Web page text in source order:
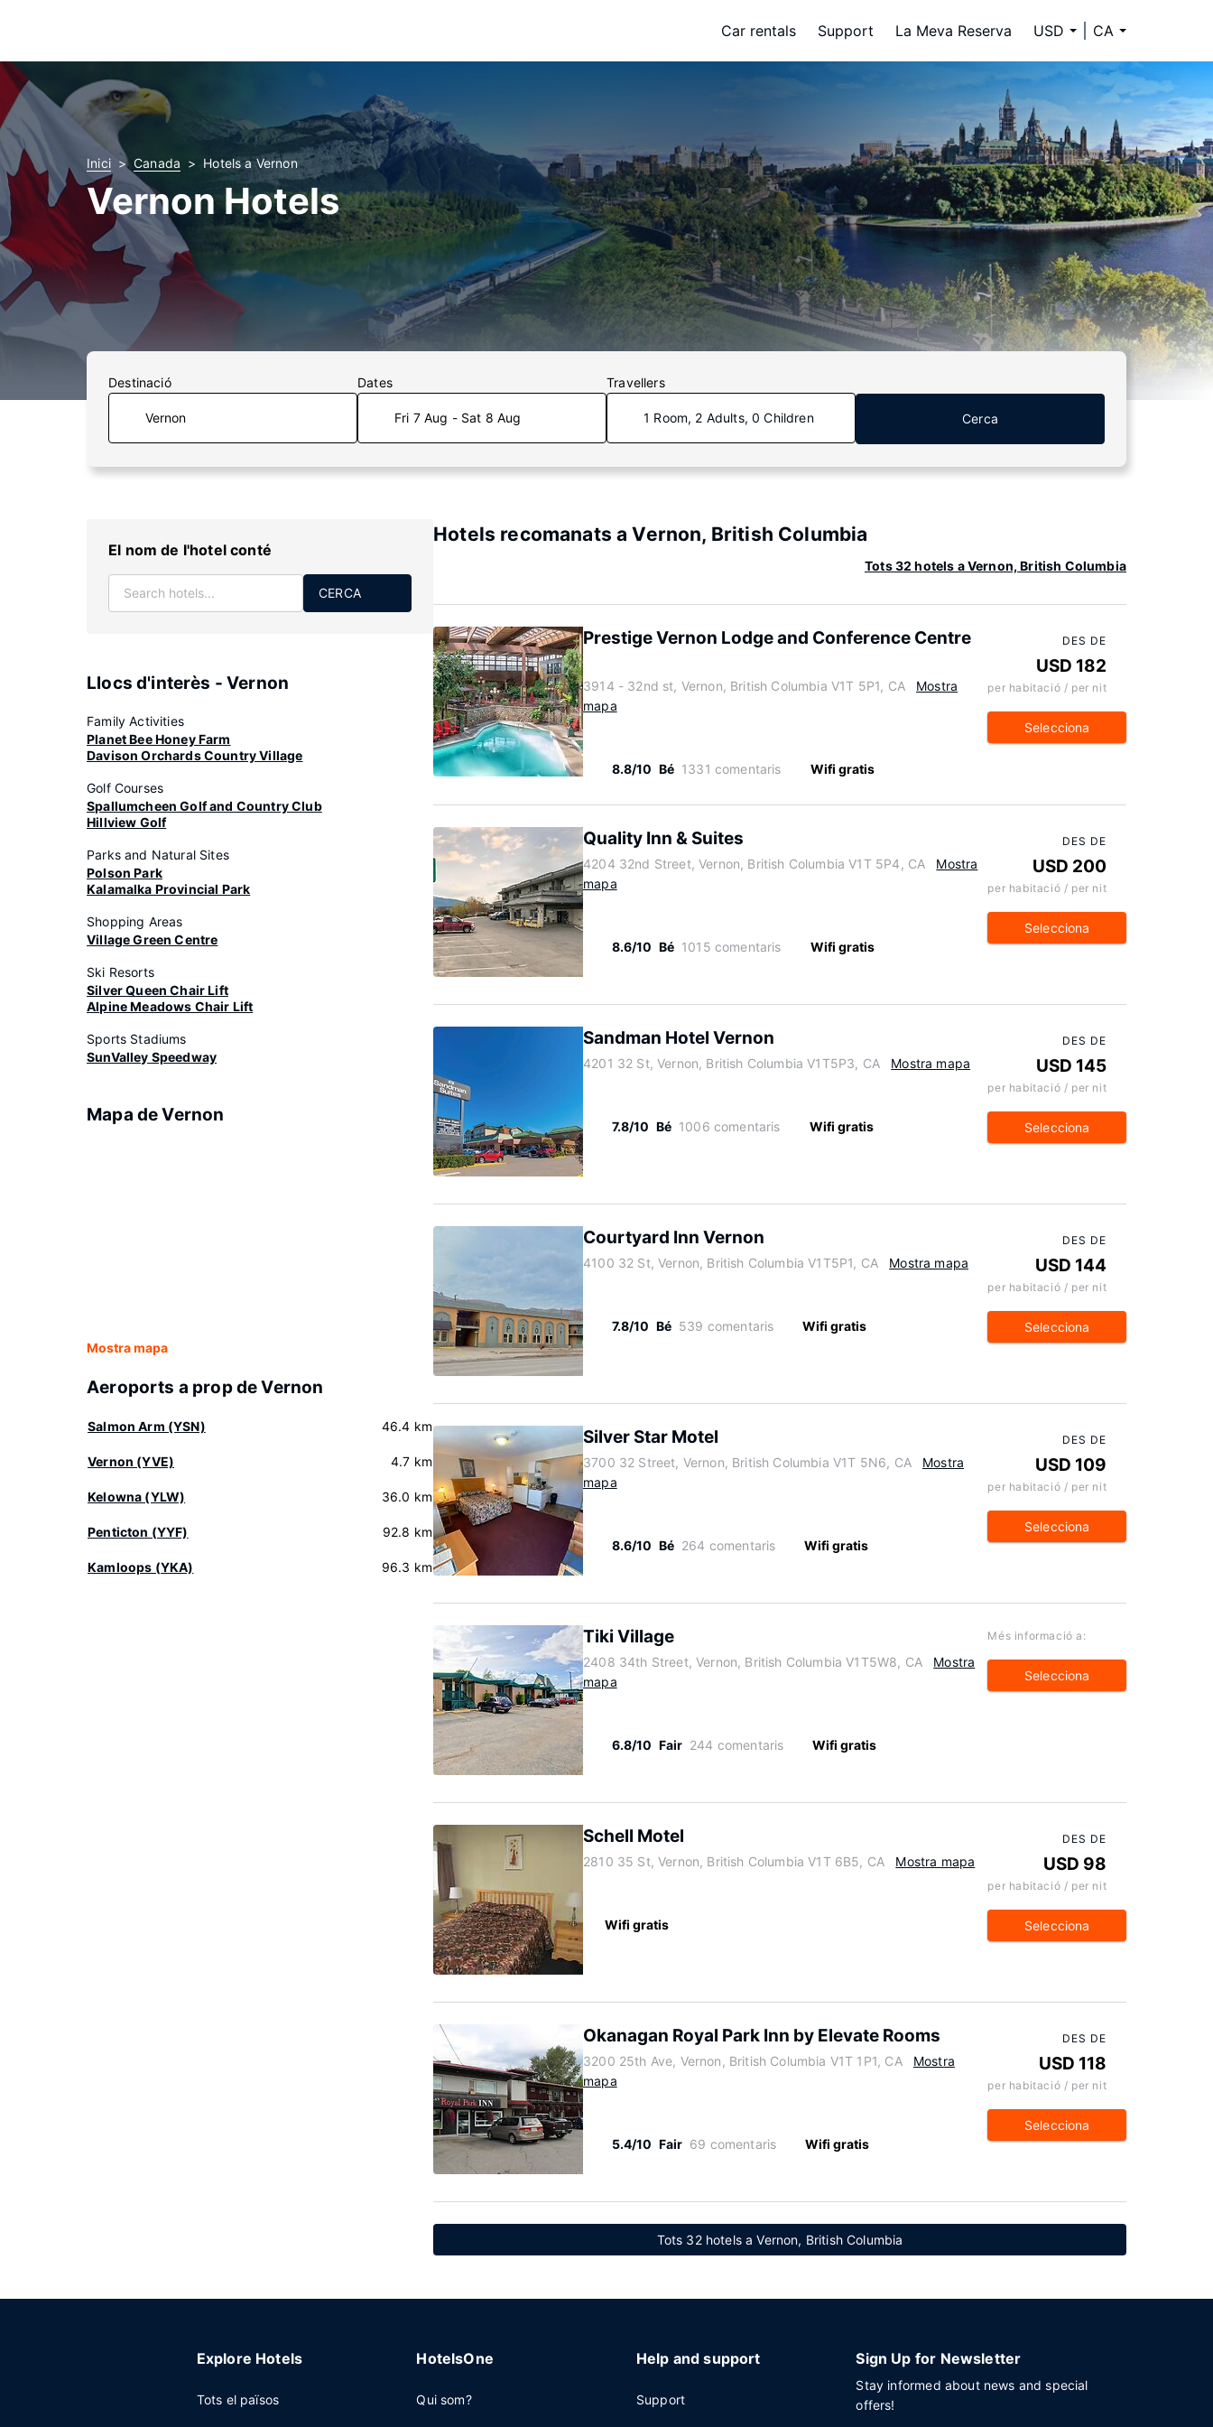
Car rentals Support La Meva Reserva USD CA
Inici Canada Hotels a Vernon
Vernon Hotels
Destinació Dates
Fri 7 Aug - Sat 8 Aug
Travellers
1 Room, 2 Adults, 0 Children Cerca
El nom de l'hotel conté
CERCA
Llocs d'interès - Vernon
Family Activities
Planet Bee Honey Farm
Davison Orchards Country Village
Golf Courses
Spallumcheen Golf and Country Club
Hillview Golf
Parks and Natural Sites
Polson Park
Kalamalka Provincial Park
Shopping Areas
Village Green Centre
Ski Resorts
Silver Queen Chair Lift
Alpine Meadows Chair Lift
Sports Stadiums
SunValley Speedway
Mapa de Vernon
Mostra mapa
Aeroports a prop de Vernon
Salmon Arm (YSN) 46.4 km
Vernon (YVE) 4.7 km
Kelowna (YLW) 36.0 km
Penticton (YYF) 92.8 km
Kamloops (YKA) 96.3 km
Hotels recomanats a Vernon, British Columbia
Tots 32 hotels a Vernon, British Columbia
Prestige Vernon Lodge and Conference Centre
3914 - 32nd st, Vernon, British Columbia V1T 5P1, CA
Mostra
mapa
8.8/10 Bé 1331 comentaris Wifi gratis
DES DE
USD 182
per habitació / per nit
Selecciona
Quality Inn & Suites
4204 32nd Street, Vernon, British Columbia V1T 5P4, CA
Mostra
mapa
8.6/10 Bé 1015 comentaris Wifi gratis
DES DE
USD 200
per habitació / per nit
Selecciona
Sandman Hotel Vernon
4201 32 St, Vernon, British Columbia V1T5P3, CA Mostra mapa
7.8/10 Bé 1006 comentaris Wifi gratis
DES DE
USD 145
per habitació / per nit
Selecciona
Courtyard Inn Vernon
4100 32 St, Vernon, British Columbia V1T5P1, CA Mostra mapa
7.8/10 Bé 539 comentaris Wifi gratis
DES DE
USD 144
per habitació / per nit
Selecciona
Silver Star Motel
3700 32 Street, Vernon, British Columbia V1T 5N6, CA
Mostra
mapa
8.6/10 Bé 264 comentaris Wifi gratis
DES DE
USD 109
per habitació / per nit
Selecciona
Tiki Village
2408 34th Street, Vernon, British Columbia V1T5W8, CA
Mostra
mapa
6.8/10 Fair 244 comentaris Wifi gratis
Més informació a:
Selecciona
Schell Motel
2810 35 St, Vernon, British Columbia V1T 6B5, CA Mostra mapa
Wifi gratis
DES DE
USD 98
per habitació / per nit
Selecciona
Okanagan Royal Park Inn by Elevate Rooms
3200 25th Ave, Vernon, British Columbia V1T 1P1, CA
Mostra
mapa
5.4/10 Fair 69 comentaris Wifi gratis
DES DE
USD 118
per habitació / per nit
Selecciona
Tots 32 hotels a Vernon, British Columbia
Explore Hotels
Tots el països
HotelsOne
Qui som?
Help and support
Support
Sign Up for Newsletter
Stay informed about news and special
offers!